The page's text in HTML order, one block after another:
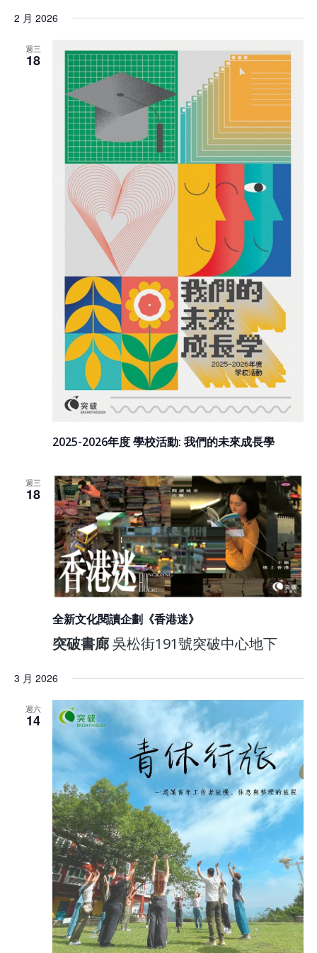
2 月 2026
週三
18
2025-2026年度 學校活動: 我們的未來成長學
週三
18
全新文化閱讀企劃《香港迷》
突破書廊吳松街191號突破中心地下
3 月 2026
週六
14